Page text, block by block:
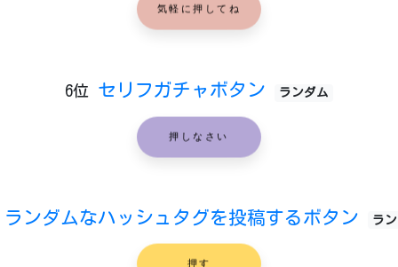
気軽に押してね
6位 セリフガチャボタン ランダム
押しなさい
ランダムなハッシュタグを投稿するボタン ラ